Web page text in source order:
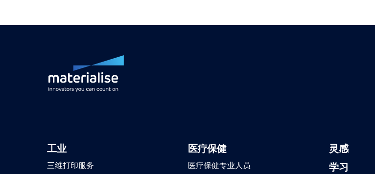
工业
三维打印服务
医疗保健
医疗保健专业人员
灵感
学习